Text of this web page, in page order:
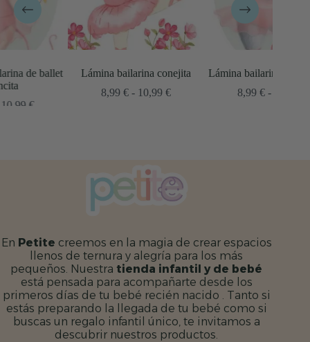
Lámina bailarina conejita
10,99€Rango
Lámina bailarina hipopótamo
10,99€Rango
En Petite creemos en la magia de crear espacios
llenos de ternura y alegría para los más
pequeños. Nuestra tienda infantil y de bebé
está pensada para acompañarte desde los
primeros días de tu bebé recién nacido . Tanto si
estás preparando la llegada de tu bebé como si
buscas un regalo infantil único, te invitamos a
descubrir nuestros productos.